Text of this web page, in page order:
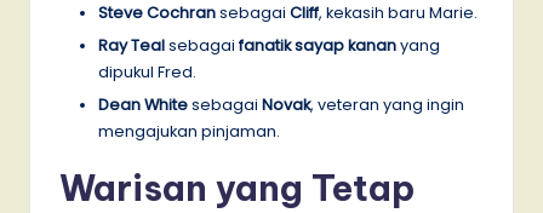
Steve Cochransebagai Cliff, kekasih baru Marie.
Ray Tealsebagaifanatik sayap kananyang
dipukul Fred.
Dean Whitesebagai Novak, veteran yang ingin
mengajukan pinjaman.
Warisan yang Tetap